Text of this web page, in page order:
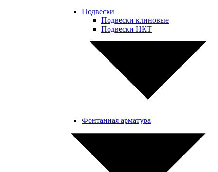
Подвески
Подвески клиновые
Подвески НКТ
Фонтанная арматура